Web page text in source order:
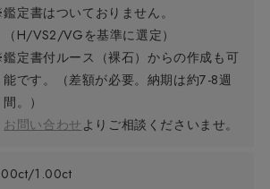
定書はついておりません。
（H/VS2/VGを基準に選定）
定書付ルース（裸石）からの作成も可
能です。（差額が必要。納期は約7-8週
間。）
お問い合わせ よりご相談くださいませ。
1.00ct